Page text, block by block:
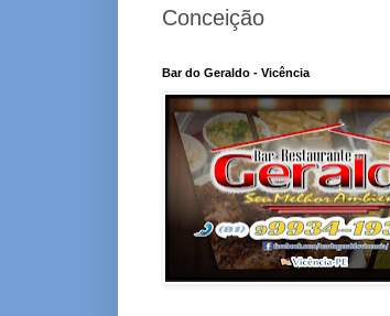
Conceição
Bar do Geraldo - Vicência